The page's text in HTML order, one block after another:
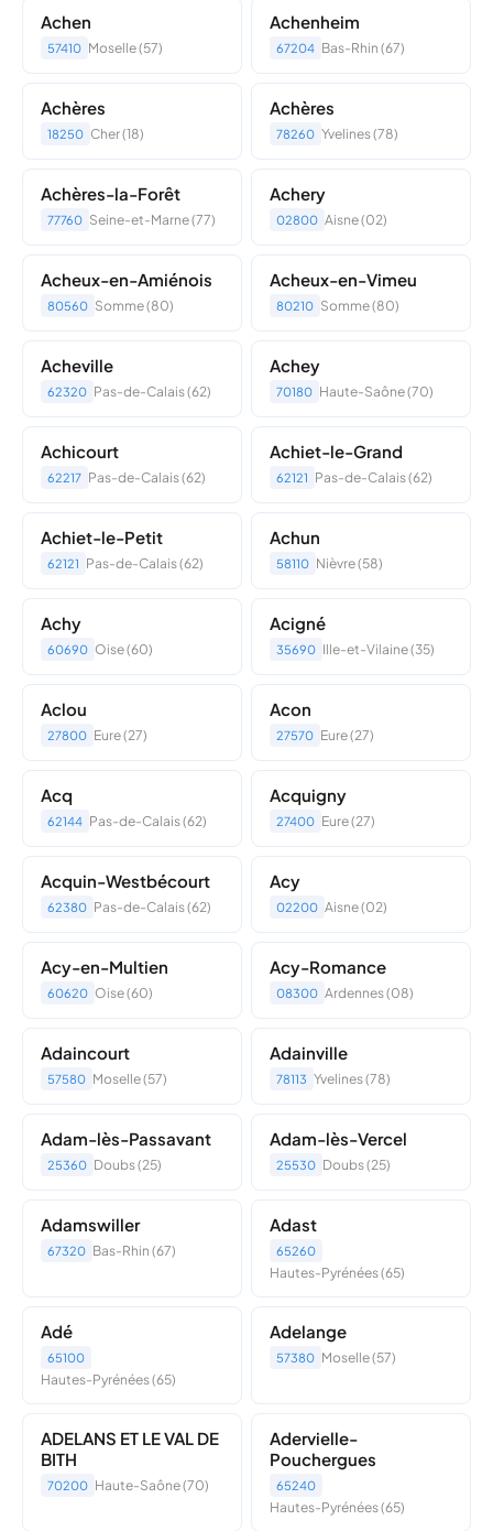
Achen
57410 Moselle (57)
Achenheim
67204 Bas-Rhin (67)
Achères
18250 Cher (18)
Achères
78260 Yvelines (78)
Achères-la-Forêt
77760 Seine-et-Marne (77)
Achery
02800 Aisne (02)
Acheux-en-Amiénois
80560 Somme (80)
Acheux-en-Vimeu
80210 Somme (80)
Acheville
62320 Pas-de-Calais (62)
Achey
70180 Haute-Saône (70)
Achicourt
62217 Pas-de-Calais (62)
Achiet-le-Grand
62121 Pas-de-Calais (62)
Achiet-le-Petit
62121 Pas-de-Calais (62)
Achun
58110 Nièvre (58)
Achy
60690 Oise (60)
Acigné
35690 Ille-et-Vilaine (35)
Aclou
27800 Eure (27)
Acon
27570 Eure (27)
Acq
62144 Pas-de-Calais (62)
Acquigny
27400 Eure (27)
Acquin-Westbécourt
62380 Pas-de-Calais (62)
Acy
02200 Aisne (02)
Acy-en-Multien
60620 Oise (60)
Acy-Romance
08300 Ardennes (08)
Adaincourt
57580 Moselle (57)
Adainville
78113 Yvelines (78)
Adam-lès-Passavant
25360 Doubs (25)
Adam-lès-Vercel
25530 Doubs (25)
Adamswiller
67320 Bas-Rhin (67)
Adast
65260
Hautes-Pyrénées (65)
Adé
65100
Hautes-Pyrénées (65)
Adelange
57380 Moselle (57)
ADELANS ET LE VAL DE
BITH
70200 Haute-Saône (70)
Adervielle-
Pouchergues
65240
Hautes-Pyrénées (65)